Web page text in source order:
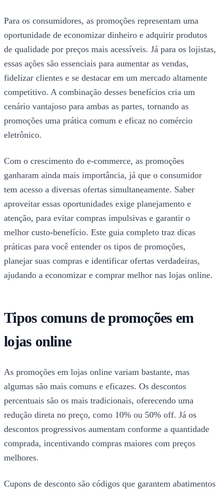
Para os consumidores, as promoções representam uma
oportunidade de economizar dinheiro e adquirir produtos
de qualidade por preços mais acessíveis. Já para os lojistas,
essas ações são essenciais para aumentar as vendas,
fidelizar clientes e se destacar em um mercado altamente
competitivo. A combinação desses benefícios cria um
cenário vantajoso para ambas as partes, tornando as
promoções uma prática comum e eficaz no comércio
eletrônico.
Com o crescimento do e-commerce, as promoções
ganharam ainda mais importância, já que o consumidor
tem acesso a diversas ofertas simultaneamente. Saber
aproveitar essas oportunidades exige planejamento e
atenção, para evitar compras impulsivas e garantir o
melhor custo-benefício. Este guia completo traz dicas
práticas para você entender os tipos de promoções,
planejar suas compras e identificar ofertas verdadeiras,
ajudando a economizar e comprar melhor nas lojas online.
Tipos comuns de promoções em
lojas online
As promoções em lojas online variam bastante, mas
algumas são mais comuns e eficazes. Os descontos
percentuais são os mais tradicionais, oferecendo uma
redução direta no preço, como 10% ou 50% off. Já os
descontos progressivos aumentam conforme a quantidade
comprada, incentivando compras maiores com preços
melhores.
Cupons de desconto são códigos que garantem abatimentos